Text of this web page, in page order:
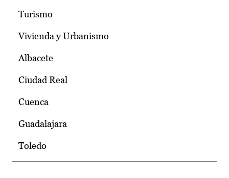
Turismo
Vivienda y Urbanismo
Albacete
Ciudad Real
Cuenca
Guadalajara
Toledo